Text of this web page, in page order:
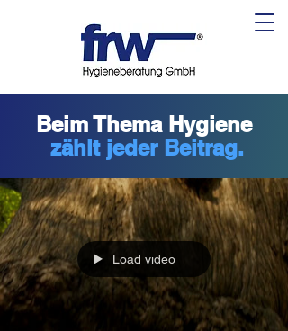
Beim Thema Hygiene
zählt jeder Beitrag.
Load video